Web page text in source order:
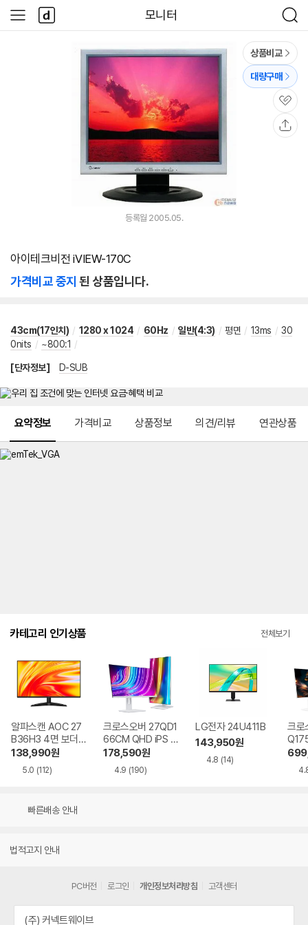
모니터
검
색
사
이
다
나
와
상품비교
대량구매
관
심
등록월 2005.05.
아이테크비전 iVIEW-170C
가격비교 중지 된 상품입니다.
43cm(17인치) / 1280 x 1024 / 60Hz / 일반(4:3) / 평면 / 13ms / 30
0nits / ~800:1 /
[단자정보] D-SUB
요약정보 가격비교 상품정보 의견/리뷰 연관상품
카테고리 인기상품 전체보기
알파스캔 AOC 27
B36H3 4면 보더리
스 IPS 120 시력보
호 무결점
138,990원
5.0 (112)
크로스오버 27QD1
66CM QHD iPS U
SB-C 화이트 Ai 멀
티스탠드
178,590원
4.9 (190)
LG전자 24U411B
143,950원
4.8 (14)
크로
Ai
빠른배송 안내
법적고지 안내
PC버전 로그인 개인정보처리방침 고객센터
(주) 커넥트웨이브